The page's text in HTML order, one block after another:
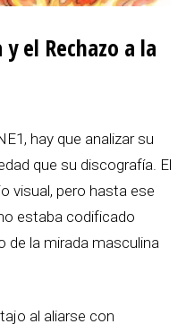
el Rechazo a la
hay que analizar su
que su discografía. El
visual, pero hasta ese
estaba codificado
de la mirada masculina
al aliarse con